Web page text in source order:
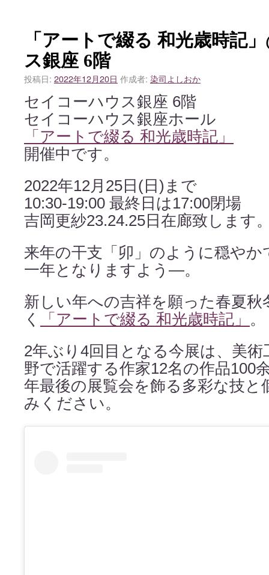
「アートで綴る 和光歳時記
ス銀座 6階
投稿日: 2022年12月20日 作成者: 染司よしおか
セイコーハウス銀座 6階
セイコーハウス銀座ホール
「アートで綴る 和光歳時記」
開催中です。
2022年12月25日(日)まで
10:30-19:00 最終日は17:00閉場
吉岡更紗23.24.25日在廊致します
来年の干支「卯」のように穏や
一年となりますよう—。
新しい年への吉祥を願った春夏
く
「アートで綴る 和光歳時記」
。
2年ぶり4回目となる今展は、美
野で活躍する作家12名の作品100
年最後の展覧会を飾る多彩な技と
みください。